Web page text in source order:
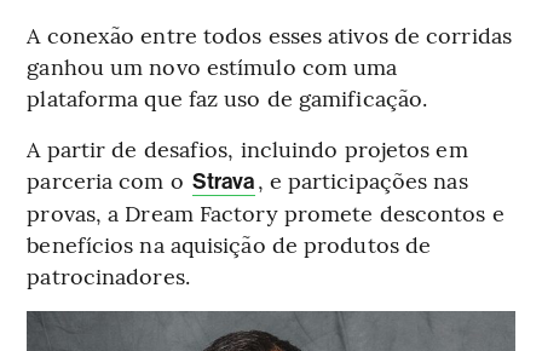
A conexão entre todos esses ativos de corridas
ganhou um novo estímulo com uma
plataforma que faz uso de gamificação.
A partir de desafios, incluindo projetos em
parceria com o Strava, e participações nas
provas, a Dream Factory promete descontos e
benefícios na aquisição de produtos de
patrocinadores.